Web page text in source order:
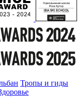
Тропы и гиды